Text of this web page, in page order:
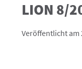
LION 8/
Veröffentlicht am